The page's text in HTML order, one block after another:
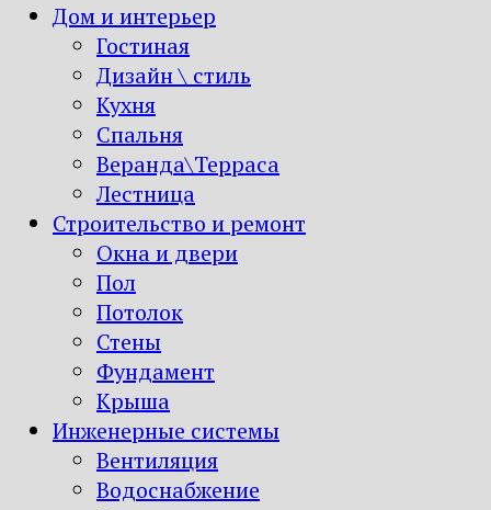
Дом и интерьер
Гостиная
Дизайн \ стиль
Кухня
Спальня
Веранда\Терраса
Лестница
Строительство и ремонт
Окна и двери
Пол
Потолок
Стены
Фундамент
Крыша
Инженерные системы
Вентиляция
Водоснабжение